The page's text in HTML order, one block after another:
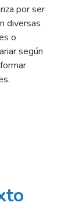
por ser
diversas
o
según